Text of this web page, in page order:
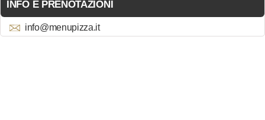
INFO E PRENOTAZIONI
info@menupizza.it